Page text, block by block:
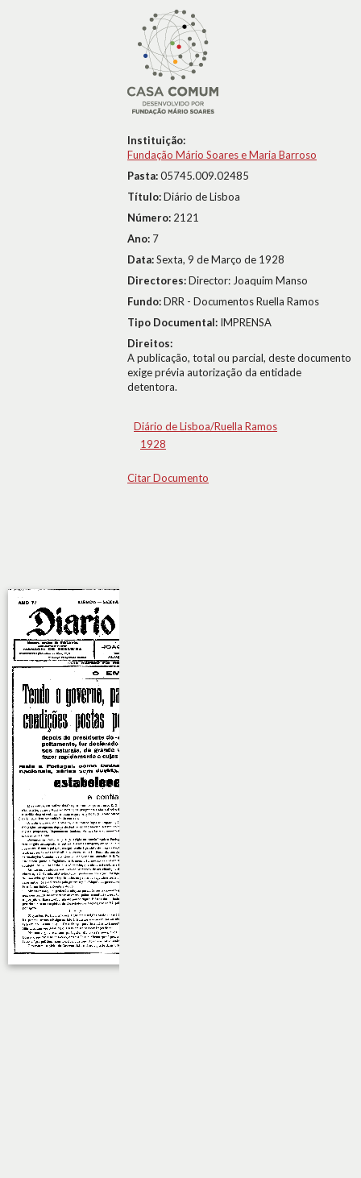
Instituição:
Fundação Mário Soares e Maria Barroso
Pasta:05745.009.02485
Título:Diário de Lisboa
Número: 2121
Ano: 7
Data:Sexta, 9 de Março de 1928
Directores:Director: Joaquim Manso
Fundo:DRR - Documentos Ruella Ramos
Tipo Documental: IMPRENSA
Direitos:
A publicação, total ou parcial, deste documento
exige prévia autorização da entidade
detentora.
Diário de Lisboa/Ruella Ramos
1928
Citar Documento